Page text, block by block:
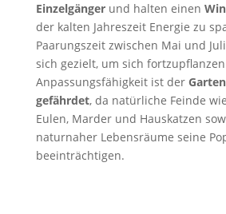
Einzelgängerund halten einen
der kalten Jahreszeit Energie zu
Paarungszeit zwischen Mai und
sich gezielt, um sich
Anpassungsfähigkeit ist der
gefährdet, da natürliche Feinde
Eulen, Marder und Hauskatzen
naturnaher Lebensräume seine
beeinträchtigen.